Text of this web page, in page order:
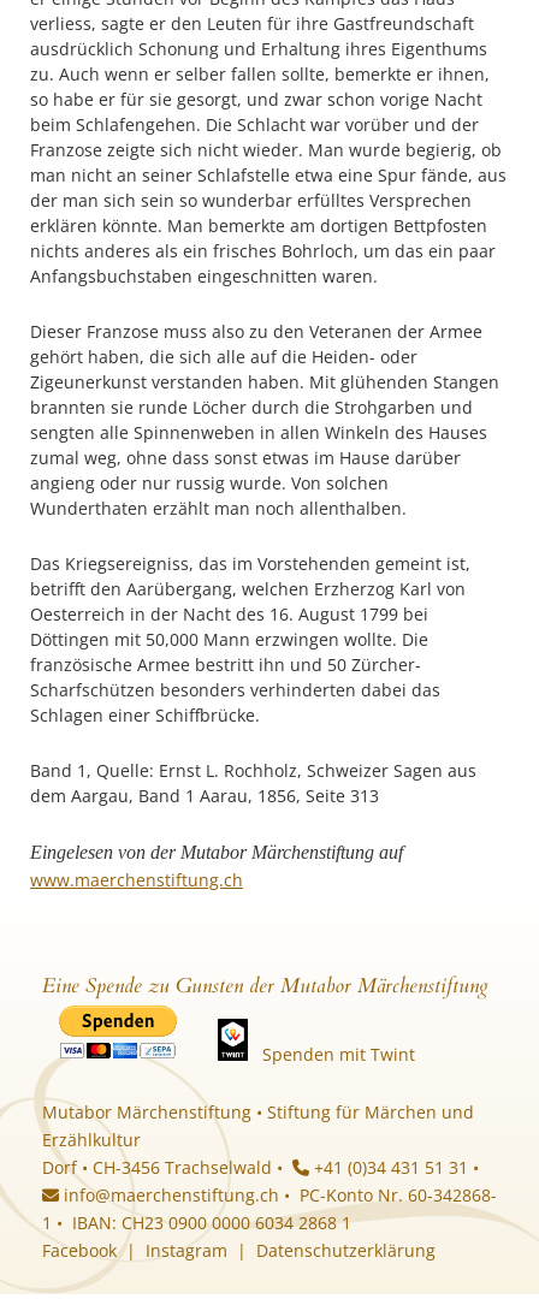
verliess, sagte er den Leuten für ihre Gastfreundschaft
ausdrücklich Schonung und Erhaltung ihres Eigenthums
zu. Auch wenn er selber fallen sollte, bemerkte er ihnen,
so habe er für sie gesorgt, und zwar schon vorige Nacht
beim Schlafengehen. Die Schlacht war vorüber und der
Franzose zeigte sich nicht wieder. Man wurde begierig, ob
man nicht an seiner Schlafstelle etwa eine Spur fände, aus
der man sich sein so wunderbar erfülltes Versprechen
erklären könnte. Man bemerkte am dortigen Bettpfosten
nichts anderes als ein frisches Bohrloch, um das ein paar
Anfangsbuchstaben eingeschnitten waren.
Dieser Franzose muss also zu den Veteranen der Armee
gehört haben, die sich alle auf die Heiden- oder
Zigeunerkunst verstanden haben. Mit glühenden Stangen
brannten sie runde Löcher durch die Strohgarben und
sengten alle Spinnenweben in allen Winkeln des Hauses
zumal weg, ohne dass sonst etwas im Hause darüber
angieng oder nur russig wurde. Von solchen
Wunderthaten erzählt man noch allenthalben.
Das Kriegsereigniss, das im Vorstehenden gemeint ist,
betrifft den Aarübergang, welchen Erzherzog Karl von
Oesterreich in der Nacht des 16. August 1799 bei
Döttingen mit 50,000 Mann erzwingen wollte. Die
französische Armee bestritt ihn und 50 Zürcher-
Scharfschützen besonders verhinderten dabei das
Schlagen einer Schiffbrücke.
Band 1, Quelle: Ernst L. Rochholz, Schweizer Sagen aus
dem Aargau, Band 1 Aarau, 1856, Seite 313
Eingelesen von der Mutabor Märchenstiftung auf
www.maerchenstiftung.ch
Eine Spende zu Gunsten der Mutabor Märchenstiftung
Spenden mit Twint
Mutabor Märchenstiftung • Stiftung für Märchen und
Erzählkultur
Dorf • CH-3456 Trachselwald •
+41 (0)34 431 51 31 •
info@maerchenstiftung.ch • PC-Konto Nr. 60-342868-
1 • IBAN: CH23 0900 0000 6034 2868 1
Facebook| Instagram | Datenschutzerklärung